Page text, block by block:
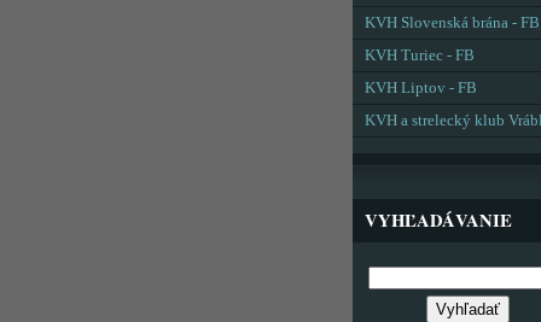
KVH Slovenská brána - FB
KVH Turiec - FB
KVH Liptov - FB
KVH a strelecký klub
VYHĽADÁVANIE